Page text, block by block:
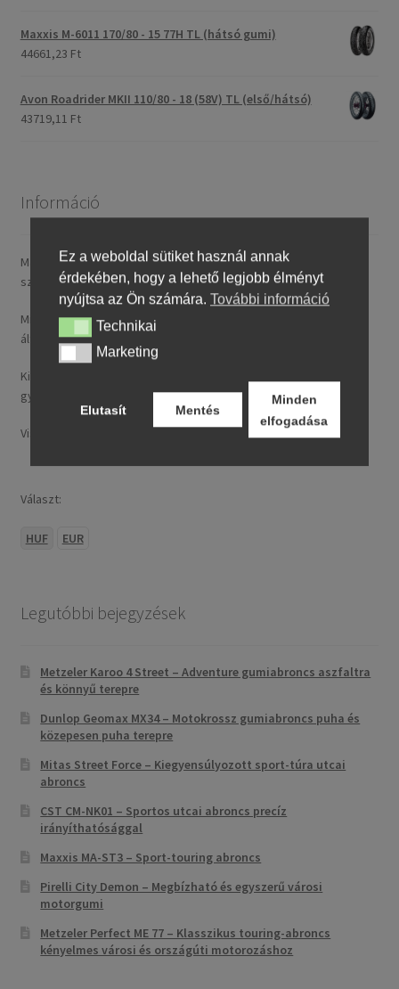
Maxxis M-6011 170/80 - 15 77H TL (hátsó gumi)
44661,23 Ft
Avon Roadrider MKII 110/80 - 18 (58V) TL (első/hátsó)
43719,11 Ft
Információ
Magyarországra általában 4–5 munkanapon belül szállítunk. A
szállítási díj rendelésenként 14,95 € / ~ 5737 HUF.
Minden nálunk feltüntetett ár tartalmazza a magyarországi
általános forgalmi adót (ÁFA).
Kizárólag új, folyó gyártásból származó, legfeljebb 24 hónapos
gyártású termékeket kínálunk.
Visa, MasterCard, Google Pay, Apple Pay és banki átutalás.
Választ:
HUF EUR
Legutóbbi bejegyzések
Metzeler Karoo 4 Street – Adventure gumiabroncs aszfaltra
és könnyű terepre
Dunlop Geomax MX34 – Motokrossz gumiabroncs puha és
közepesen puha terepre
Mitas Street Force – Kiegyensúlyozott sport-túra utcai
abroncs
CST CM-NK01 – Sportos utcai abroncs precíz
irányíthatósággal
Maxxis MA-ST3 – Sport-touring abroncs
Pirelli City Demon – Megbízható és egyszerű városi
motorgumi
Metzeler Perfect ME 77 – Klasszikus touring-abroncs
kényelmes városi és országúti motorozáshoz
Ez a weboldal sütiket használ annak
érdekében, hogy a lehető legjobb élményt
nyújtsa az Ön számára. További információ
TechnikaiTechnikai
MarketingMarketing
Elutasít Mentés
Minden
elfogadása